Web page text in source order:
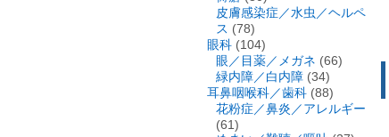
皮膚感染症／水虫／ヘルペ
ス (78)
眼科 (104)
眼／目薬／メガネ (66)
緑内障／白内障 (34)
耳鼻咽喉科／歯科 (88)
花粉症／鼻炎／アレルギー
(61)